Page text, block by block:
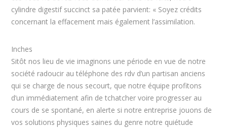
cylindre digestif succinct sa patée parvient: « Soyez crédits
concernant la effacement mais également l’assimilation.
Inches
Sitôt nos lieu de vie imaginons une période en vue de notre
société radoucir au téléphone des rdv d’un partisan anciens
qui se charge de nous secourt, que notre équipe profitons
d’un immédiatement afin de tchatcher voire progresser au
cours de se spontané, en alerte si notre entreprise jouons de
vos solutions physiques saines du genre notre quiétude